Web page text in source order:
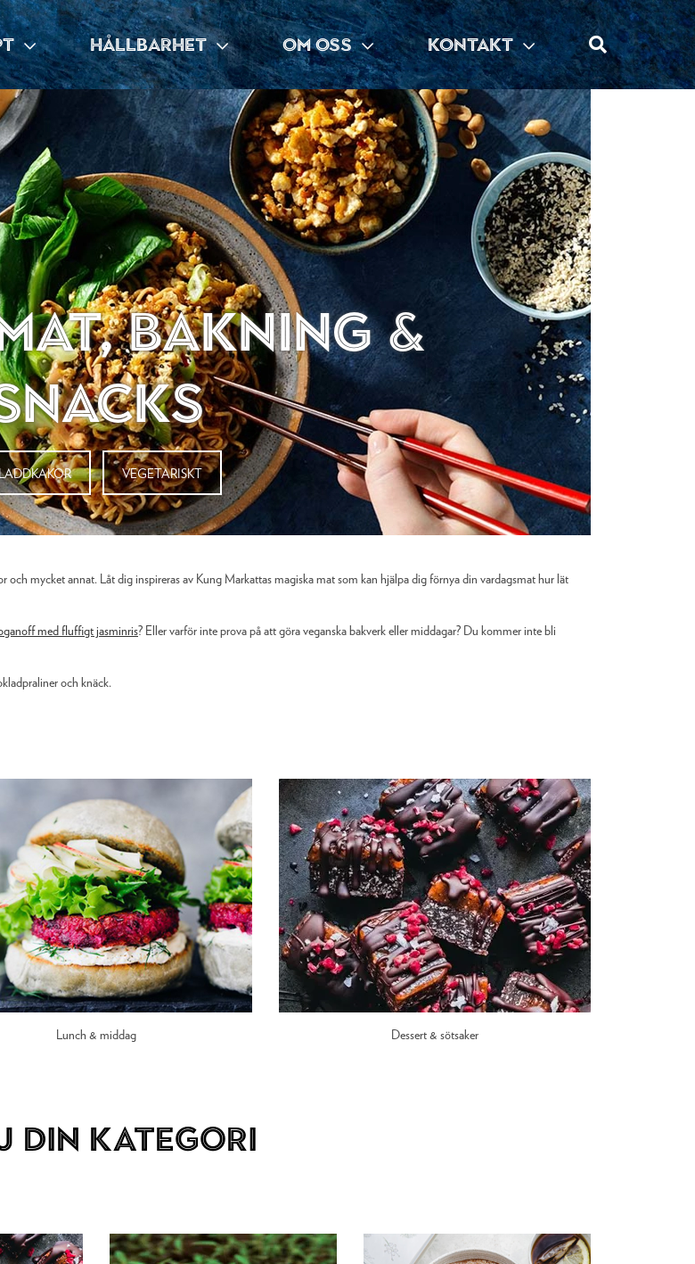
HÅLLBARHET OM OSS KONTAKT
bakning &
VEGETARISKT
och mycket annat. Låt dig inspireras av Kung Markattas magiska mat som kan hjälpa dig förnya din vardagsmat hur lät
med fluffigt jasminris? Eller varför inte prova på att göra veganska bakverk eller middagar? Du kommer inte bli
och knäck.
Lunch & middag Dessert & sötsaker
DIN KATEGORI